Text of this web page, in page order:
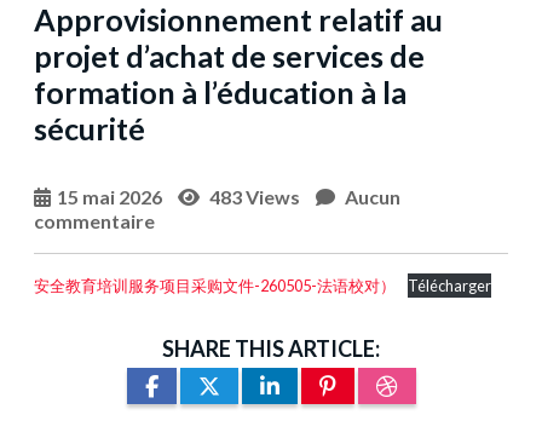
Approvisionnement relatif au
projet d’achat de services de
formation à l’éducation à la
sécurité
15 mai 2026 483 Views
Aucun
commentaire
安全教育培训服务项目采购文件-260505-法语校对） Télécharger
SHARE THIS ARTICLE: